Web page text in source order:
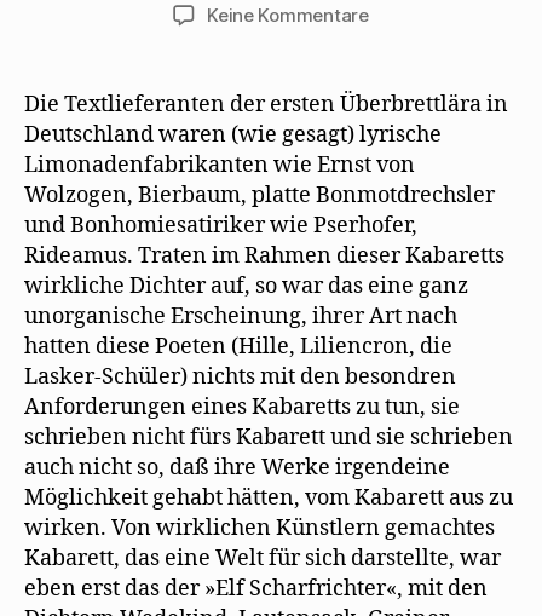
Keine Kommentarezu
Neiße
stellt
Kabarettdichter
und
vor
Die Textlieferanten der ersten Überbrettlära in
Deutschland waren (wie gesagt) lyrische
Limonadenfabrikanten wie Ernst von
Wolzogen, Bierbaum, platte Bonmotdrechsler
und Bonhomiesatiriker wie Pserhofer,
Rideamus. Traten im Rahmen dieser Kabaretts
wirkliche Dichter auf, so war das eine ganz
unorganische Erscheinung, ihrer Art nach
hatten diese Poeten (Hille, Liliencron, die
Lasker-Schüler) nichts mit den besondren
Anforderungen eines Kabaretts zu tun, sie
schrieben nicht fürs Kabarett und sie schrieben
auch nicht so, daß ihre Werke irgendeine
Möglichkeit gehabt hätten, vom Kabarett aus zu
wirken. Von wirklichen Künstlern gemachtes
Kabarett, das eine Welt für sich darstellte, war
eben erst das der »Elf Scharfrichter«, mit den